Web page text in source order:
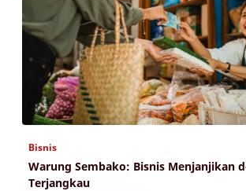
Bisnis
Warung Sembako: Bisnis Menjanjikan
Terjangkau